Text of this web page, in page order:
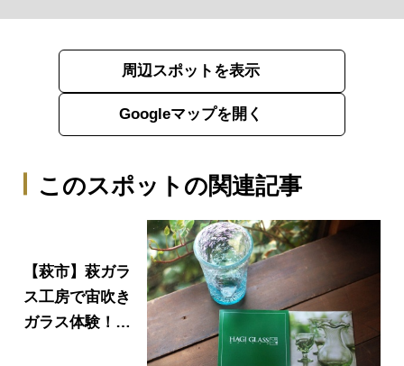
このスポットの関連記事
【萩市】萩ガラ
ス工房で宙吹き
ガラス体験！世
周辺スポットを表示
Googleマップを開く